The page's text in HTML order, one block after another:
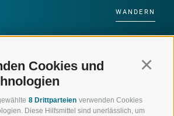
Cookies und
8 Drittparteien verwenden Cookies
Diese Hilfsmittel sind unerlässlich, um
WANDERN
HOCHALPINE